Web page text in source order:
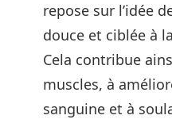
repose sur l’idée
douce et ciblée à
Cela contribue
muscles, à
sanguine et à